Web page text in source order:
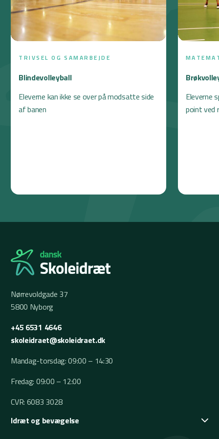
TRIVSEL OG SAMARBEJDE
Blindevolleyball
Eleverne kan ikke se over på modsatte side
af banen
Eleverne
point ved
Nørrevoldgade 37
5800 Nyborg
+45 6531 4646
skoleidraet@skoleidraet.dk
Mandag-torsdag: 09:00 – 14:30
Fredag: 09:00 – 12:00
CVR: 6083 3028
Idræt og bevægelse